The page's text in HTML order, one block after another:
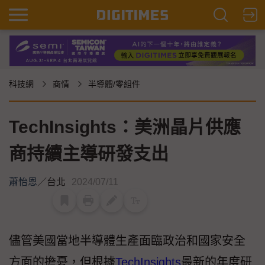
科技網 商情 半導體/零組件
TechInsights：美洲晶片供應
商持續主導研發支出
蕭怡恩 ／台北 2024/07/11
儘管美國當地半導體生產面臨政治和國家安全
方面的擔憂，但根據TechInsights最新的年度研